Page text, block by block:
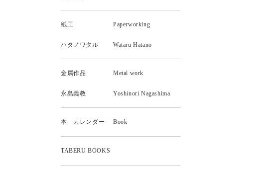
紙工 Paperworking
ハタノワタル Wataru Hatano
金属作品 Metal work
永島義教 Yoshinori Nagashima
本 カレンダー Book
TABERU BOOKS